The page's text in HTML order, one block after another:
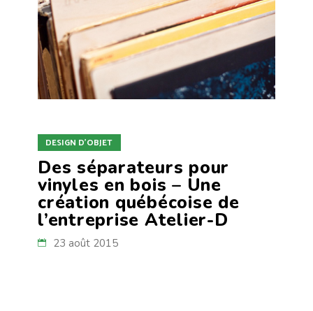
DESIGN D'OBJET
Des séparateurs pour
vinyles en bois – Une
création québécoise de
l’entreprise Atelier-D
23 août 2015